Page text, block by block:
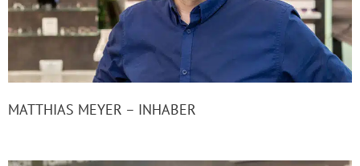
MATTHIAS MEYER – INHABER